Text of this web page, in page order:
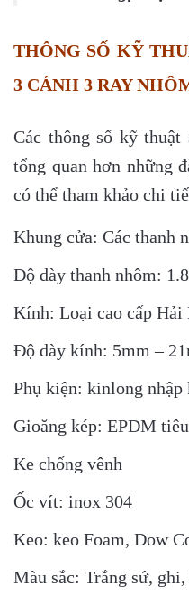
THÔNG SỐ KỸ
3 CÁNH 3 RAY
Các thông số kỹ thuật
tổng quan hơn những
có thể tham khảo chi
Khung cửa: Các thanh
Độ dày thanh nhôm:
Kính: Loại cao cấp
Độ dày kính: 5mm –
Phụ kiện: kinlong nhập
Gioăng kép: EPDM
Ke chống vênh
Ốc vít: inox 304
Keo: keo Foam, Dow
Màu sắc: Trắng sứ, ghi,